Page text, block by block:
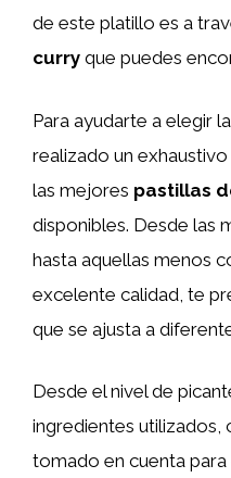
de este platillo es a
curry que puedes
Para ayudarte a elegir
realizado un
las mejores pastillas
disponibles. Desde las
hasta aquellas menos
excelente calidad, te
que se ajusta a
Desde el nivel de
ingredientes utilizados,
tomado en cuenta